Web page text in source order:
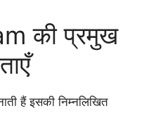
की प्रमुख
हैं इसकी निम्नलिखित